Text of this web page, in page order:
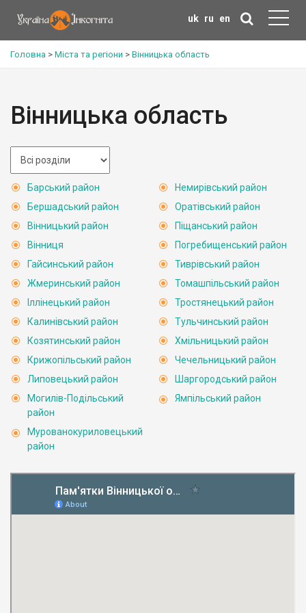
uk ru en
Головна > Міста та регіони > Вінницька область
Вінницька область
Барський район
Бершадський район
Вінницький район
Вінниця
Гайсинський район
Жмеринський район
Іллінецький район
Калинівський район
Козятинський район
Крижопільський район
Липовецький район
Могилів-Подільський
район
Мурованокуриловецький
район
Немирівський район
Оратівський район
Піщанський район
Погребищенський район
Тиврівський район
Томашпільський район
Тростянецький район
Тульчинський район
Хмільницький район
Чечельницький район
Шаргородський район
Ямпільський район